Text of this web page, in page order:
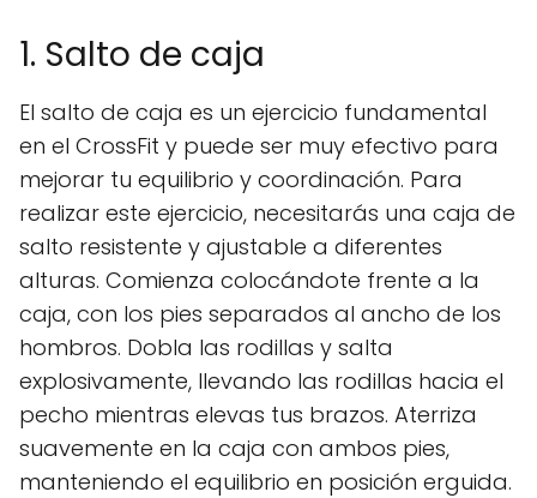
1. Salto de caja
El salto de caja es un ejercicio fundamental
en el CrossFit y puede ser muy efectivo para
mejorar tu equilibrio y coordinación. Para
realizar este ejercicio, necesitarás una caja de
salto resistente y ajustable a diferentes
alturas. Comienza colocándote frente a la
caja, con los pies separados al ancho de los
hombros. Dobla las rodillas y salta
explosivamente, llevando las rodillas hacia el
pecho mientras elevas tus brazos. Aterriza
suavemente en la caja con ambos pies,
manteniendo el equilibrio en posición erguida.